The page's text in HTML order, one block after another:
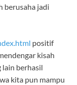
berusaha jadi
positif
kisah
lain berhasil
kita pun mampu